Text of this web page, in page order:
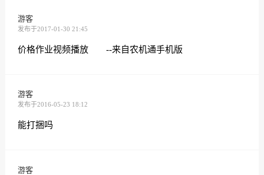
游客
发布于2017-01-30 21:45
价格作业视频播放 --来自农机通手机版
游客
发布于2016-05-23 18:12
能打捆吗
游客